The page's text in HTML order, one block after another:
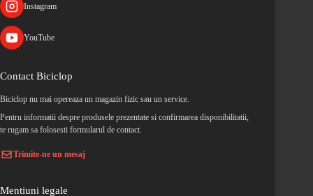
Instagram
YouTube
Contact Biciclop
Biciclop nu mai opereaza un magazin fizic sau un service.
Pentru informatii despre produsele prezentate si confirmarea disponibilitatii,
te rugam sa folosesti formularul de contact.
Trimite-ne un mesaj
Mentiuni legale